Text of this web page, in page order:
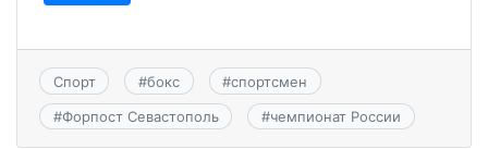
Спорт #бокс #спортсмен
#Форпост Севастополь #чемпионат России